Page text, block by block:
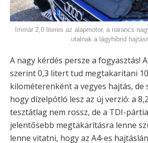
Immár 2,0 literes az alapmotor, a narancs
utalnak a lágyhibrid
A nagy kérdés persze a fogyasztás!
szerint 0,3 litert tud megtakarítani
kilométerenként a vegyes hajtás, de
hogy dízelpótló lesz az új verzió: a
tesztátlag nem rossz, de a TDI-
jelentősebb megtakarításra lenne
lenne vitatni, hogy az A4-es